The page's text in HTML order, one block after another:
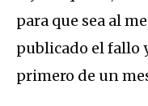
para que sea al
publicado el fallo
primero de un